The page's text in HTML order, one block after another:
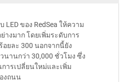
ของ RedSea ให้ความ
างมาก โดยเพิ่มระดับการ
อยละ 300 นอกจากนี้ยัง
นานกว่า 30,000 ชั่วโมง ซึ่ง
ารเปลี่ยนใหม่และเพิ่ม
งถนน